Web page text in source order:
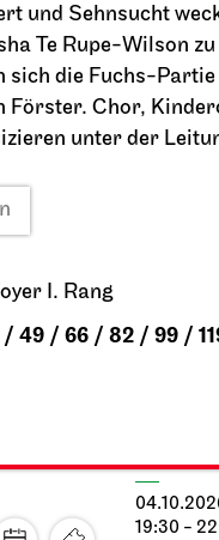
und Sehnsucht
Te Rupe-Wilson
sich die Fuchs-Partie
Förster. Chor,
unter der
I. Rang
49 / 66 / 82 / 99 /
Die
19:30 -